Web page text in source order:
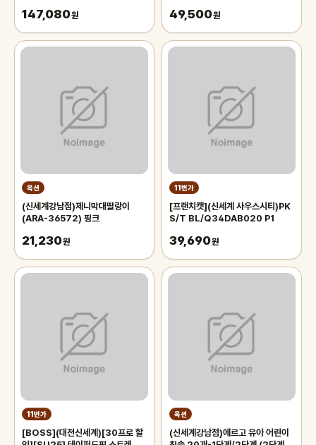
147,080원 49,500원
옥션
(신세계강남점)제니막대딸랑이
(ARA-36572) 핑크
21,230원
11번가
[프랜치캣](신세계 사우스시티)PK
S/T BL/Q34DAB020 P1
39,690원
11번가
[BOSS](대전신세계)[30프로 할
옥션
(신세계강남점)에르고 유아 어린이